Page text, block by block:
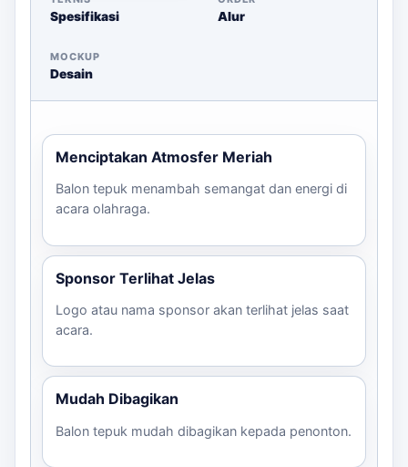
olahraga Anda di Sukabumi.
Spesifikasi Alur
MOCKUP
Desain
Menciptakan Atmosfer Meriah
Balon tepuk menambah semangat dan energi di
acara olahraga.
Sponsor Terlihat Jelas
Logo atau nama sponsor akan terlihat jelas saat
acara.
Mudah Dibagikan
Balon tepuk mudah dibagikan kepada penonton.